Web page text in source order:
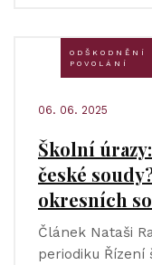
POVOLÁNÍ
06. 06. 2025
Školní
české
okresních
Článek Nataši
periodiku Řízení